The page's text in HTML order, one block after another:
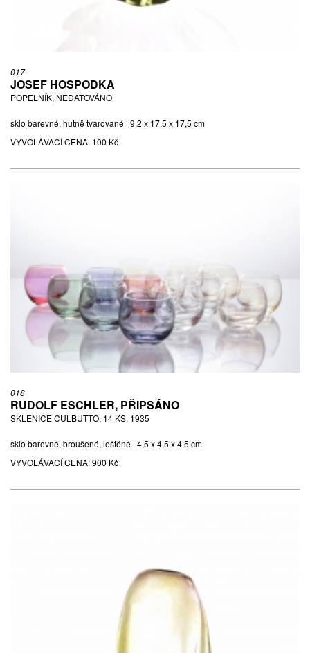
017
JOSEF HOSPODKA
POPELNÍK, NEDATOVÁNO
sklo barevné, hutně tvarované | 9,2 x 17,5 x 17,5 cm
VYVOLÁVACÍ CENA: 100 Kč
018
RUDOLF ESCHLER, PŘIPSÁNO
SKLENICE CULBUTTO, 14 KS, 1935
sklo barevné, broušené, leštěné | 4,5 x 4,5 x 4,5 cm
VYVOLÁVACÍ CENA:900 Kč